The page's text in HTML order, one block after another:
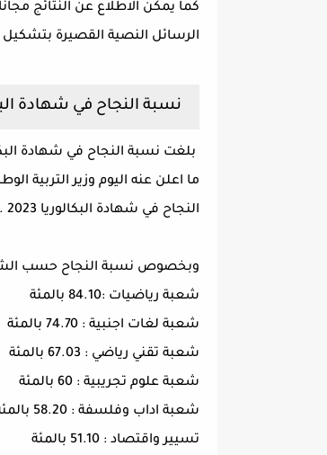
كما يمكن الاطلاع عن النتائج
الرسائل النصية القصيرة بتشكيل
نسبة النجاح في شهادة
النجاح في شهادة البكالوريا 2023 .
وبخصوص نسبة النجاح حسب
شعبة رياضيات :84.10 بالمئة
شعبة لغات اجنبية : 74.70 بالمئة
شعبة تقني رياضي : 67.03 بالمئة
شعبة علوم تجريبية : 60 بالمئة
شعبة اداب وفلسفة : 58.20 بالمئة
تسيير واقتصاد : 51.10 بالمئة